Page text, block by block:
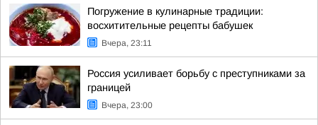
Погружение в кулинарные традиции:
восхитительные рецепты бабушек
Вчера, 23:11
Россия усиливает борьбу с преступниками за
границей
Вчера, 23:00